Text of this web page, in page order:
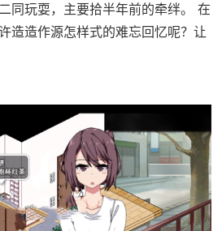
同玩耍，主要拾半年前的牵绊。 在
造造作源怎样式的难忘回忆呢？让